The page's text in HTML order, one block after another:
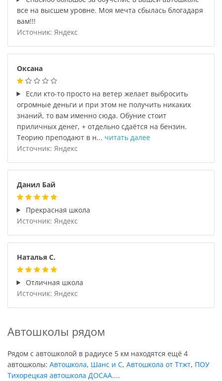
все на высшем уровне. Моя мечта сбылась блогадаря
вам!!!
Источник: Яндекс
Оксана
Если кто-то просто на ветер желает выбросить
огромные деньги и при этом не получить никаких
знаний, то вам именно сюда. Обуние стоит
приличных денег, + отдельно сдаётся на бензин.
Теорию преподают в н... читать далее
Источник: Яндекс
Данил Бай
Прекрасная школа
Источник: Яндекс
Наталья С.
Отличная школа
Источник: Яндекс
Автошколы рядом
Рядом с автошколой в радиусе 5 км находятся ещё 4
автошколы: Автошкола, Шанс и С, Автошкола от Ттжт, ПОУ
Тихорецкая автошкола ДОСАА....